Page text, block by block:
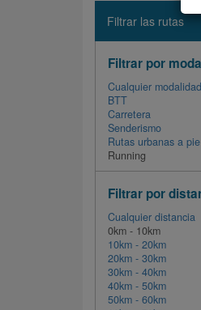
Filtrar las rutas
Filtrar por
Cualquier modalidad
BTT
Carretera
Senderismo
Rutas urbanas a pie
Running
Filtrar por
Cualquier distancia
0km - 10km
10km - 20km
20km - 30km
30km - 40km
40km - 50km
50km - 60km